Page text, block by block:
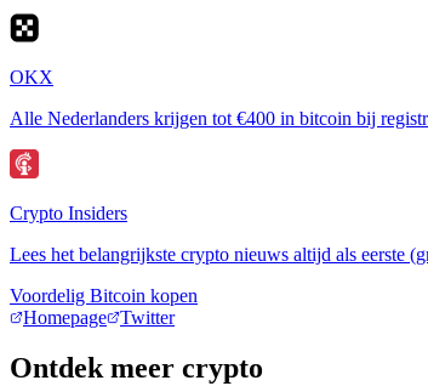
OKX
Alle Nederlanders krijgen tot €400 in bitcoin bij
Crypto Insiders
Lees het belangrijkste crypto nieuws altijd als eerste
Voordelig Bitcoin kopen
Homepage
Twitter
Ontdek meer crypto